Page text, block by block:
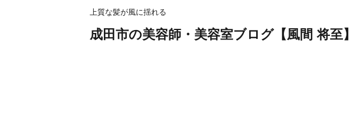
上質な髪が風に揺れる
成田市の美容師・美容室ブログ【風間 将至】